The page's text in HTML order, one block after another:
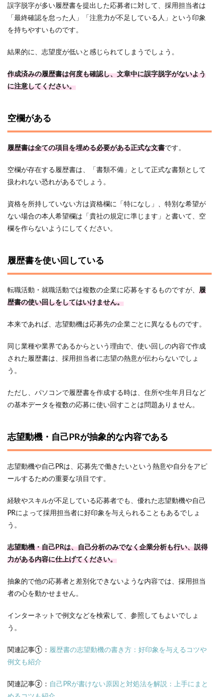
誤字脱字が多い履歴書を提出した応募者に対して、採用担当者は
「最終確認を怠った人」「注意力が不足している人」という印象
を持ちやすいものです。
結果的に、志望度が低いと感じられてしまうでしょう。
作成済みの履歴書は何度も確認し、文章中に誤字脱字がないよう
に注意してください。
空欄がある
履歴書は全ての項目を埋める必要がある正式な文書です。
空欄が存在する履歴書は、「書類不備」として正式な書類として
扱われない恐れがあるでしょう。
資格を所持していない方は資格欄に「特になし」、特別な希望が
ない場合の本人希望欄は「貴社の規定に準じます」と書いて、空
欄を作らないようにしてください。
履歴書を使い回している
転職活動・就職活動では複数の企業に応募をするものですが、 履
歴書の使い回しをしてはいけません。
本来であれば、志望動機は応募先の企業ごとに異なるものです。
同じ業種や業界であるからという理由で、使い回しの内容で作成
された履歴書は、採用担当者に志望の熱意が伝わらないでしょ
う。
ただし、パソコンで履歴書を作成する時は、住所や生年月日など
の基本データを複数の応募に使い回すことは問題ありません。
志望動機・自己PRが抽象的な内容である
志望動機や自己PRは、応募先で働きたいという熱意や自分をアピ
ールするための重要な項目です。
経験やスキルが不足している応募者でも、優れた志望動機や自己
PRによって採用担当者に好印象を与えられることもあるでしょ
う。
志望動機・自己PRは、自己分析のみでなく企業分析も行い、説得
力がある内容に仕上げてください。
抽象的で他の応募者と差別化できないような内容では、採用担当
者の心を動かせません。
インターネットで例文などを検索して、参照してもよいでしょ
う。
関連記事①： 履歴書の志望動機の書き方：好印象を与えるコツや
例文も紹介
関連記事②：
自己PRが書けない原因と対処法を解説：上手にまと